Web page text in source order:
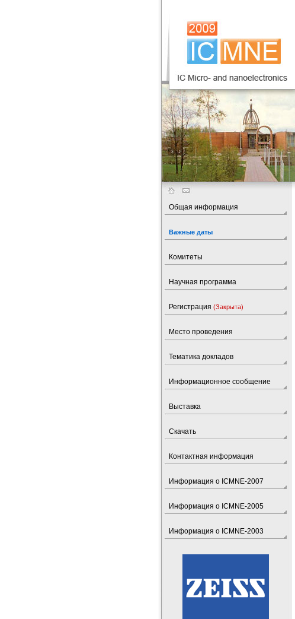
Общая информация
Важные даты
Комитеты
Научная программа
Регистрация (Закрыта)
Место проведения
Тематика докладов
Информационное сообщение
Выставка
Скачать
Контактная информация
Информация о ICMNE-2007
Информация о ICMNE-2005
Информация о ICMNE-2003